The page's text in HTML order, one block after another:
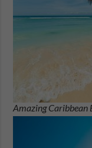
Amazing Caribbean